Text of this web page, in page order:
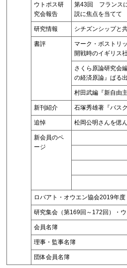
ウトポス研
究会報告
第43回 フランス
説に焦点を当てて
研究情報 シチズンシップと
書評
マーク・ボストリ
開戦時のイギリス
さくら原論研究会
の経済原論』ぱる
村田武編『新自由
新刊紹介 石塚秀雄著『バス
追悼 松岡公明さんを偲
新会員のペ
ージ
ロバアト・オウエン協会2019年
研究集会（第169回～172回）・
会員名簿
理事・監事名簿
団体会員名簿